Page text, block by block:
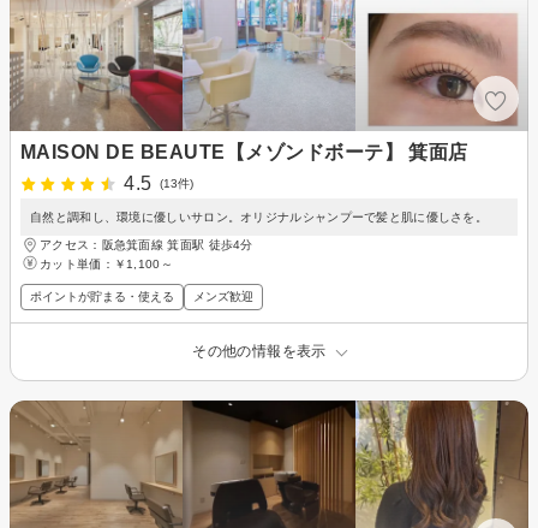
MAISON DE BEAUTE【メゾンドボーテ】 箕面店
4.5
(13件)
自然と調和し、環境に優しいサロン。オリジナルシャンプーで髪と肌に優しさを。
アクセス：阪急箕面線 箕面駅 徒歩4分
カット単価： ￥1,100～
ポイントが貯まる・使える メンズ歓迎
その他の情報を表示